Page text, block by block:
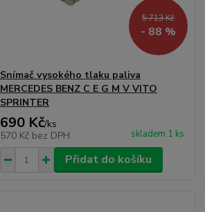
5 713 Kč
- 88 %
Snímač vysokého tlaku paliva
MERCEDES BENZ C E G M V VITO
SPRINTER
690 Kč/ks
570 Kč bez DPH skladem 1 ks
Přidat do košíku